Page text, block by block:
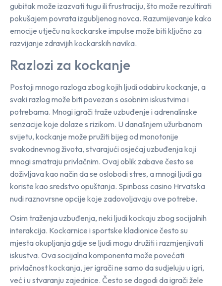
gubitak može izazvati tugu ili frustraciju, što može rezultirati
pokušajem povrata izgubljenog novca. Razumijevanje kako
emocije utječu na kockarske impulse može biti ključno za
razvijanje zdravijih kockarskih navika.
Razlozi za kockanje
Postoji mnogo razloga zbog kojih ljudi odabiru kockanje, a
svaki razlog može biti povezan s osobnim iskustvima i
potrebama. Mnogi igrači traže uzbuđenje i adrenalinske
senzacije koje dolaze s rizikom. U današnjem užurbanom
svijetu, kockanje može pružiti bijeg od monotonije
svakodnevnog života, stvarajući osjećaj uzbuđenja koji
mnogi smatraju privlačnim. Ovaj oblik zabave često se
doživljava kao način da se oslobodi stres, a mnogi ljudi ga
koriste kao sredstvo opuštanja. Spinboss casino Hrvatska
nudi raznovrsne opcije koje zadovoljavaju ove potrebe.
Osim traženja uzbuđenja, neki ljudi kockaju zbog socijalnih
interakcija. Kockarnice i sportske kladionice često su
mjesta okupljanja gdje se ljudi mogu družiti i razmjenjivati
iskustva. Ova socijalna komponenta može povećati
privlačnost kockanja, jer igrači ne samo da sudjeluju u igri,
već i u stvaranju zajednice. Često se dogodi da igrači žele